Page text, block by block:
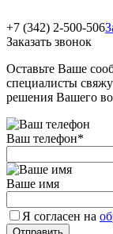
+7 (342) 2-500-506
Заказать звонок
Оставьте Ваше
специалисты
решения Вашего
Ваш телефон*
Ваше имя
Я согласен на